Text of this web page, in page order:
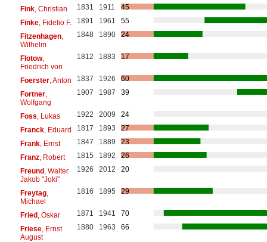
Fink, Christian 1831 1911
45
Finke, Fidelio F. 1891 1961
55
Fitzenhagen,
Wilhelm
1848 1890 24
Flotow,
Friedrich von
1812 1883 17
Foerster, Anton 1837 1926
60
Fortner,
Wolfgang
1907 1987 39
Foss , Lukas 1922 2009
24
Franck, Eduard 1817 1893
27
Frank, Ernst 1847 1889
23
Franz, Robert 1815 1892
26
Freund, Walter
Jakob "Joki"
1926 2012 20
Freytag,
Michael
1816 1895 29
Fried, Oskar 1871 1941
70
Friese, Ernst
August
1880 1963 66